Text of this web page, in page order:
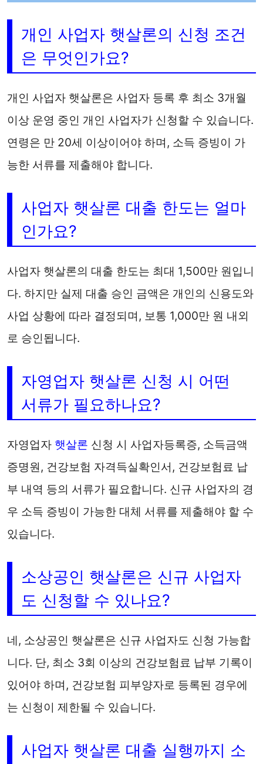
개인 사업자 햇살론의 신청 조건
은 무엇인가요?
개인 사업자 햇살론은 사업자 등록 후 최소 3개월
이상 운영 중인 개인 사업자가 신청할 수 있습니다.
연령은 만 20세 이상이어야 하며, 소득 증빙이 가
능한 서류를 제출해야 합니다.
사업자 햇살론 대출 한도는 얼마
인가요?
사업자 햇살론의 대출 한도는 최대 1,500만 원입니
다. 하지만 실제 대출 승인 금액은 개인의 신용도와
사업 상황에 따라 결정되며, 보통 1,000만 원 내외
로 승인됩니다.
자영업자 햇살론 신청 시 어떤
서류가 필요하나요?
자영업자 햇살론 신청 시 사업자등록증, 소득금액
증명원, 건강보험 자격득실확인서, 건강보험료 납
부 내역 등의 서류가 필요합니다. 신규 사업자의 경
우 소득 증빙이 가능한 대체 서류를 제출해야 할 수
있습니다.
소상공인 햇살론은 신규 사업자
도 신청할 수 있나요?
네, 소상공인 햇살론은 신규 사업자도 신청 가능합
니다. 단, 최소 3회 이상의 건강보험료 납부 기록이
있어야 하며, 건강보험 피부양자로 등록된 경우에
는 신청이 제한될 수 있습니다.
사업자 햇살론 대출 실행까지 소